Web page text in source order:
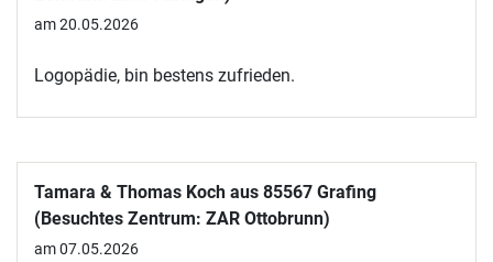
am 20.05.2026
Logopädie, bin bestens zufrieden.
Tamara & Thomas Koch aus 85567 Grafing
(Besuchtes Zentrum: ZAR Ottobrunn)
am 07.05.2026